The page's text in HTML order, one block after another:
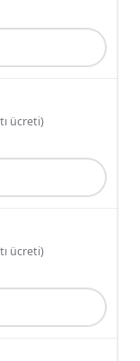
ücreti)
ücreti)